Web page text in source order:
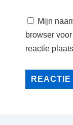
Mijn
browser
reactie